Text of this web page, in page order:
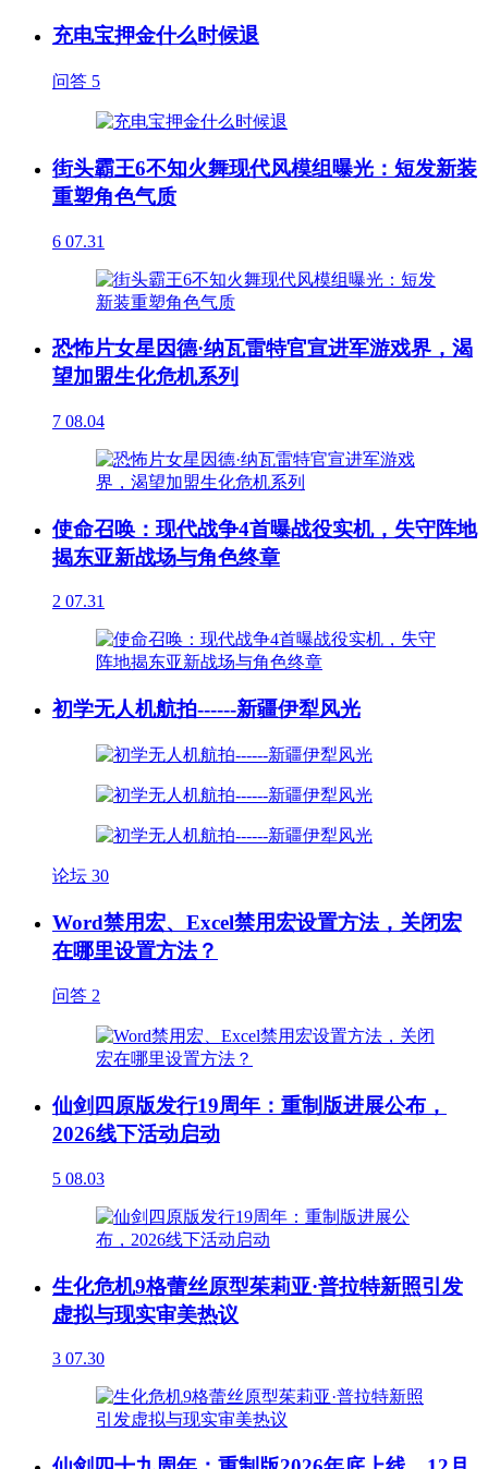
充电宝押金什么时候退
问答 5
街头霸王6不知火舞现代风模组曝光：短发新装
重塑角色气质
6 07.31
恐怖片女星因德·纳瓦雷特官宣进军游戏界，渴
望加盟生化危机系列
7 08.04
使命召唤：现代战争4首曝战役实机，失守阵地
揭东亚新战场与角色终章
2 07.31
初学无人机航拍------新疆伊犁风光
论坛 30
Word禁用宏、Excel禁用宏设置方法，关闭宏
在哪里设置方法？
问答 2
仙剑四原版发行19周年：重制版进展公布，
2026线下活动启动
5 08.03
生化危机9格蕾丝原型茱莉亚·普拉特新照引发
虚拟与现实审美热议
3 07.30